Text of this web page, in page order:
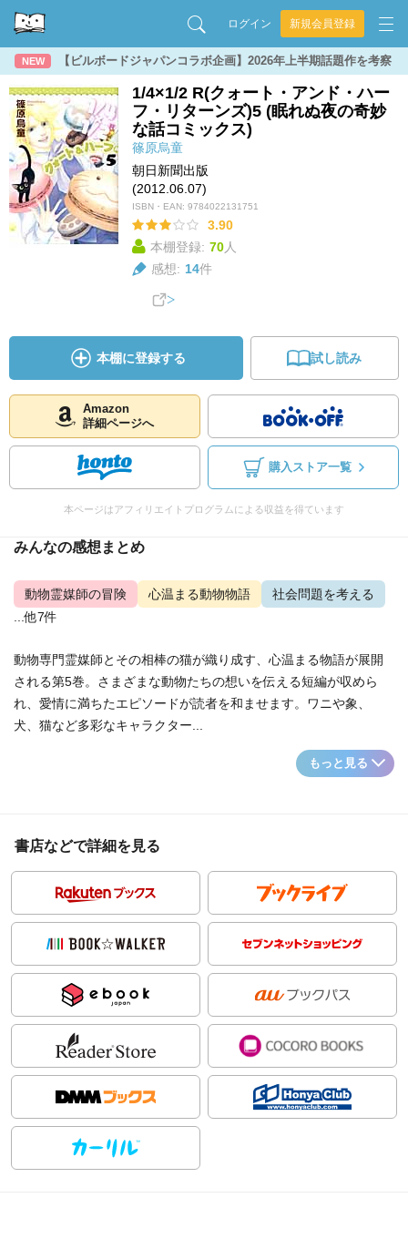
ログイン 新規会員登録
NEW 【ビルボードジャパンコラボ企画】2026年上半期話題作を考察
1/4×1/2 R(クォート・アンド・ハー
フ・リターンズ)5 (眠れぬ夜の奇妙
な話コミックス)
篠原烏童
朝日新聞出版
(2012.06.07)
ISBN・EAN: 9784022131751
3.90
本棚登録: 70人
感想: 14件
本棚に登録する 試し読み
Amazon
詳細ページへ
購入ストア一覧
本ページはアフィリエイトプログラムによる収益を得ています
みんなの感想まとめ
動物霊媒師の冒険 心温まる動物物語
社会問題を考える
...他7件
動物専門霊媒師とその相棒の猫が織り成す、心温まる物語が展開
される第5巻。さまざまな動物たちの想いを伝える短編が収めら
れ、愛情に満ちたエピソードが読者を和ませます。ワニや象、
犬、猫など多彩なキャラクター...
もっと見る
書店などで詳細を見る